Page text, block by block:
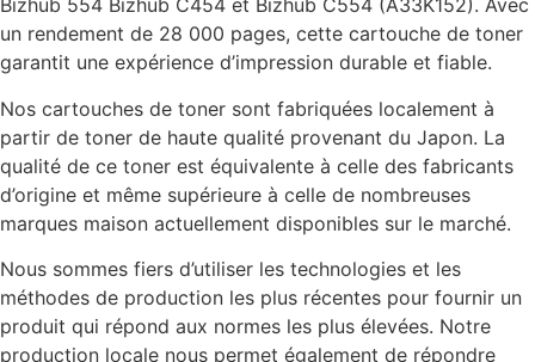
Bizhub 554 Bizhub C454 et Bizhub C554 (A33K152). Avec
un rendement de 28 000 pages, cette cartouche de toner
garantit une expérience d’impression durable et fiable.
Nos cartouches de toner sont fabriquées localement à
partir de toner de haute qualité provenant du Japon. La
qualité de ce toner est équivalente à celle des fabricants
d’origine et même supérieure à celle de nombreuses
marques maison actuellement disponibles sur le marché.
Nous sommes fiers d’utiliser les technologies et les
méthodes de production les plus récentes pour fournir un
produit qui répond aux normes les plus élevées. Notre
production locale nous permet également de répondre